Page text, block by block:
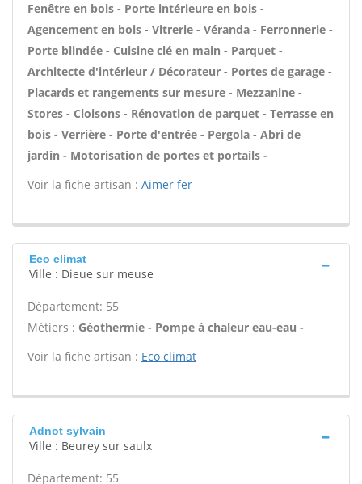
Fenêtre en bois - Porte intérieure en bois -
Agencement en bois - Vitrerie - Véranda - Ferronnerie -
Porte blindée - Cuisine clé en main - Parquet -
Architecte d'intérieur / Décorateur - Portes de garage -
Placards et rangements sur mesure - Mezzanine -
Stores - Cloisons - Rénovation de parquet - Terrasse en
bois - Verrière - Porte d'entrée - Pergola - Abri de
jardin - Motorisation de portes et portails -
Voir la fiche artisan : Aimer fer
Eco climat
Ville : Dieue sur meuse
Département: 55
Métiers : Géothermie - Pompe à chaleur eau-eau -
Voir la fiche artisan : Eco climat
Adnot sylvain
Ville : Beurey sur saulx
Département: 55